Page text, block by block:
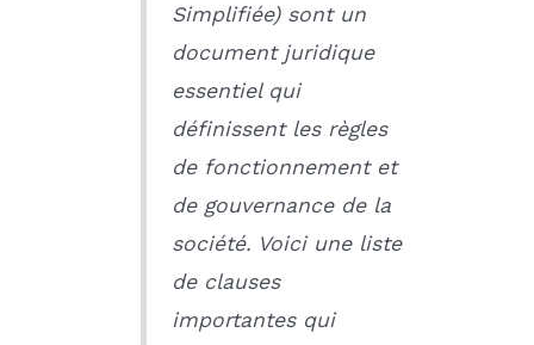
Simplifiée) sont un
document juridique
essentiel qui
définissent les règles
de fonctionnement et
de gouvernance de la
société. Voici une liste
de clauses
importantes qui